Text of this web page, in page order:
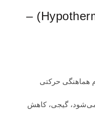
بخش ۳: هایپوترمی (Hypothermia) –
هماهنگی حرکتی
گیجی، کاهش